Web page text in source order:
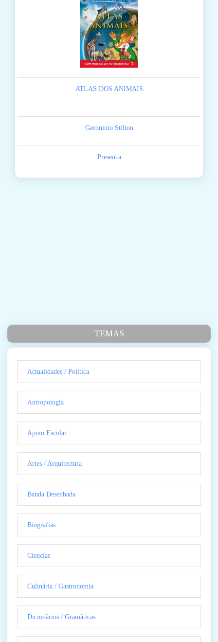
ATLAS DOS ANIMAIS
Geronimo Stilton
Presenca
TEMAS
Actualidades / Politica
Antropologia
Apoio Escolar
Artes / Arquitectura
Banda Desenhada
Biografias
Ciencias
Culinãria / Gastronomia
Dicionãrios / Gramãticas